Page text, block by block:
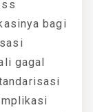
bagi
gagal